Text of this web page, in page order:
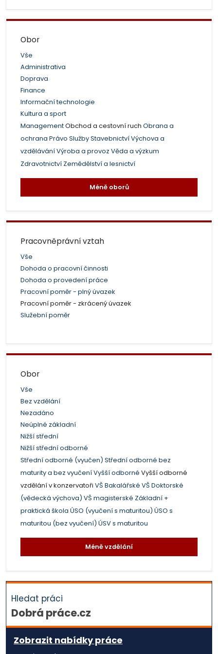
Obor
Vše
Administrativa
Doprava
Finance
Informační technologie
Kultura a sport
ManagementObchod a cestovní ruch Obrana a
ochrana Právo SlužbyStavebnictvíVýchova a
vzděláváníVýroba a provoz Věda a výzkum
Zdravotnictví Zemědělství a lesnictví
Méně oborů
Pracovněprávní vztah
Vše
Dohoda o pracovní činnosti
Dohoda o provedení práce
Pracovní poměr - plný úvazek
Pracovní poměr - zkrácený úvazek
Služební poměr
Obor
Vše
Bez vzdělání
Nezadáno
Neúplné základní
Nižší střední
Nižší střední odborné
Střední odborné (vyučen) Střední odborné bez
maturity a bez vyučeníVyšší odborné Vyšší odborné
vzdělání v konzervatoři VŠ Bakalářské VŠ Doktorské
(vědecká výchova) VŠ magisterské Základní +
praktická škola ÚSO (vyučení s maturitou) ÚSO s
maturitou (bez vyučení) ÚSV s maturitou
Méně vzdělání
Hledat práci
Dobrá práce.cz
Zobrazit nabídky práce